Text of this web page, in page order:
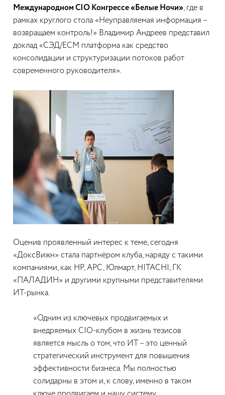
Международном CIO Конгрессе «Белые Ночи», где в
рамках круглого стола «Неуправляемая информация –
возвращаем контроль!» Владимир Андреев представил
доклад «СЭД/ECM платформа как средство
консолидации и структуризации потоков работ
современного руководителя».
Оценив проявленный интерес к теме, сегодня
«ДоксВижн» стала партнёром клуба, наряду с такими
компаниями, как HP, APC, Юлмарт, HITACHI, ГК
«ПАЛАДИН» и другими крупными представителями
ИТ-рынка.
«Одним из ключевых продвигаемых и
внедряемых CIO-клубом в жизнь тезисов
является мысль о том, что ИТ – это ценный
стратегический инструмент для повышения
эффективности бизнеса. Мы полностью
солидарны в этом и, к слову, именно в таком